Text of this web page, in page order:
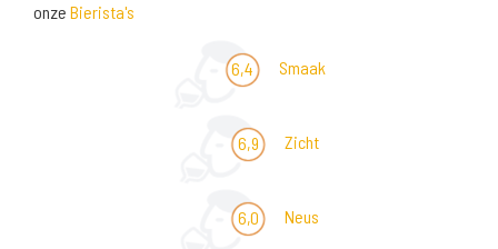
onze Bierista's
6,4 Smaak
6,9 Zicht
6,0 Neus